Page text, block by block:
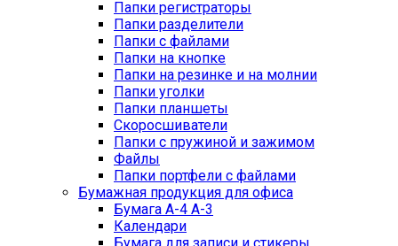
Папки регистраторы
Папки разделители
Папки с файлами
Папки на кнопке
Папки на резинке и на молнии
Папки уголки
Папки планшеты
Скоросшиватели
Папки с пружиной и зажимом
Файлы
Папки портфели с файлами
Бумажная продукция для офиса
Бумага А-4 А-3
Календари